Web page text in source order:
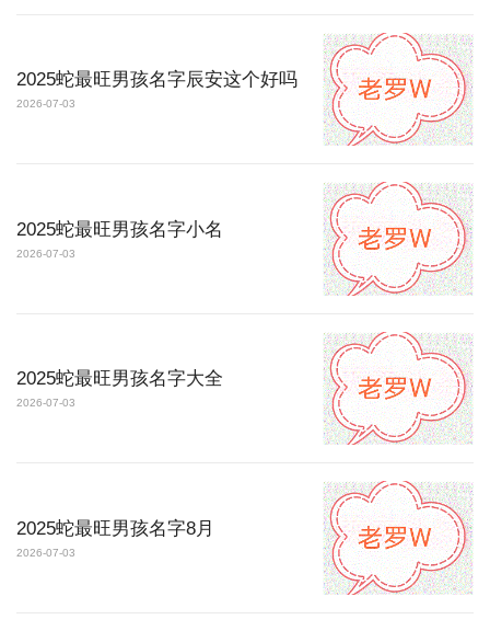
2025蛇最旺男孩名字辰安这个好吗
2026-07-03
2025蛇最旺男孩名字小名
2026-07-03
2025蛇最旺男孩名字大全
2026-07-03
2025蛇最旺男孩名字8月
2026-07-03